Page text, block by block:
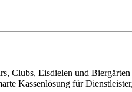
Clubs, Eisdielen und
Kassenlösung für